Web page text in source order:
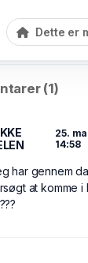
Dette er
(1)
25.
14:58
har gennem
at komme i